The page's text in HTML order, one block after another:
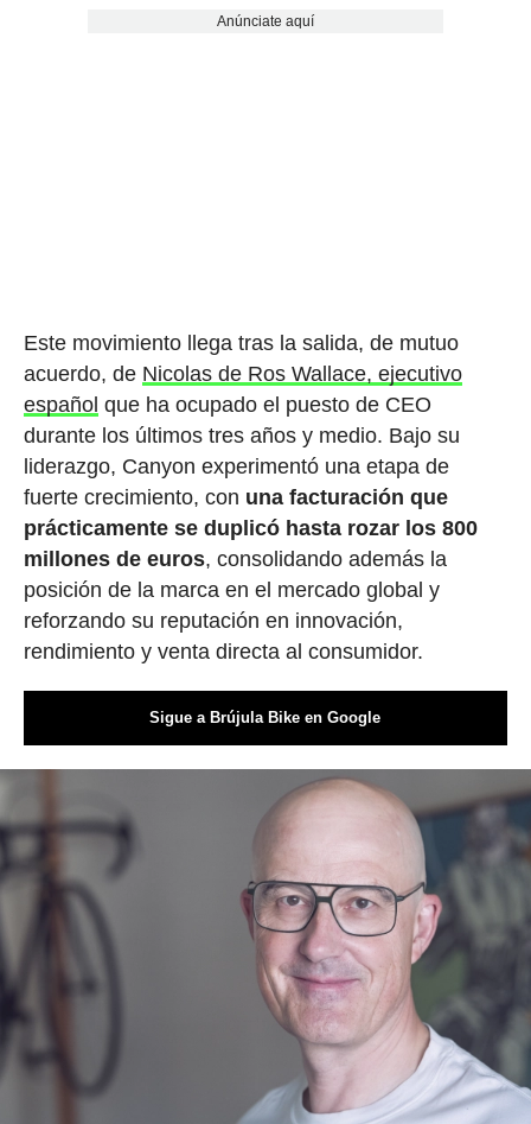
Anúnciate aquí
Este movimiento llega tras la salida, de mutuo
acuerdo, de Nicolas de Ros Wallace, ejecutivo
español que ha ocupado el puesto de CEO
durante los últimos tres años y medio. Bajo su
liderazgo, Canyon experimentó una etapa de
fuerte crecimiento, con una facturación que
prácticamente se duplicó hasta rozar los 800
millones de euros, consolidando además la
posición de la marca en el mercado global y
reforzando su reputación en innovación,
rendimiento y venta directa al consumidor.
Sigue a Brújula Bike en Google